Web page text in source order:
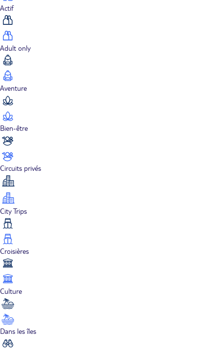
Actif
Adult only
Aventure
Bien-être
Circuits privés
City Trips
Croisières
Culture
Dans les îles